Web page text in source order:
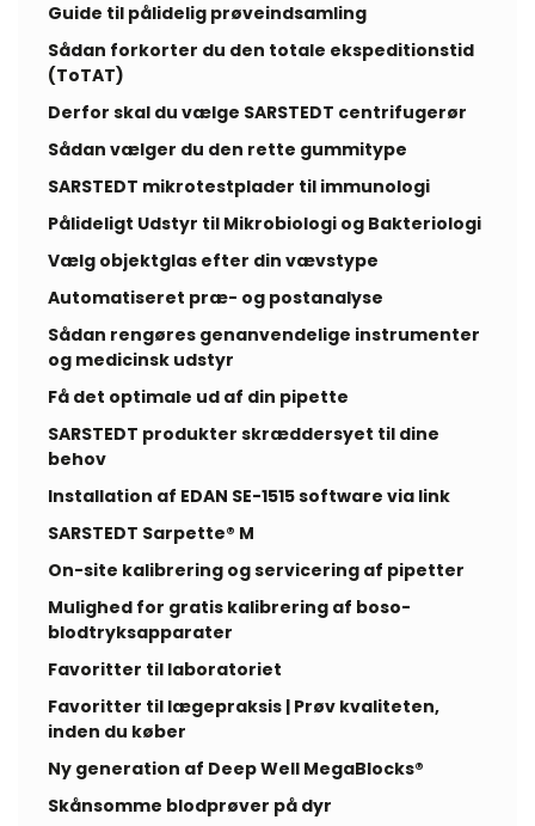
Guide til pålidelig prøveindsamling
Sådan forkorter du den totale ekspeditionstid
(ToTAT)
Derfor skal du vælge SARSTEDT centrifugerør
Sådan vælger du den rette gummitype
SARSTEDT mikrotestplader til immunologi
Pålideligt Udstyr til Mikrobiologi og Bakteriologi
Vælg objektglas efter din vævstype
Automatiseret præ- og postanalyse
Sådan rengøres genanvendelige instrumenter
og medicinsk udstyr
Få det optimale ud af din pipette
SARSTEDT produkter skræddersyet til dine
behov
Installation af EDAN SE-1515 software via link
SARSTEDT Sarpette® M
On-site kalibrering og servicering af pipetter
Mulighed for gratis kalibrering af boso-
blodtryksapparater
Favoritter til laboratoriet
Favoritter til lægepraksis | Prøv kvaliteten,
inden du køber
Ny generation af Deep Well MegaBlocks®
Skånsomme blodprøver på dyr